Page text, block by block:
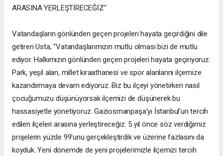
ARASINA YERLEŞTİRECEĞİZ"
Vatandaşların gönlünden geçen projeleri hayata geçirdiğini dile
getiren Usta, "Vatandaşlarımızın mutlu olması bizi de mutlu
ediyor. Halkımızın gönlünden geçen projeleri hayata geçiriyoruz.
Park, yeşil alan, millet kıraathanesi ve spor alanlarını ilçemize
kazandırmaya devam ediyoruz. Biz bu ilçeyi yönetirken nasıl
çocuğumuzu düşünüyorsak ilçemizi de düşünerek bu
hassasiyetle yönetiyoruz. Gaziosmanpaşa'yı İstanbul'un tercih
edilen ilçeleri arasına yerleştireceğiz. 5 yıl önce söz verdiğimiz
projelerin yüzde 99'unu gerçekleştirdik ve üzerine fazlasını da
koyduk. Yeni dönemde de yeni projelerimizle ilçemizi tercih